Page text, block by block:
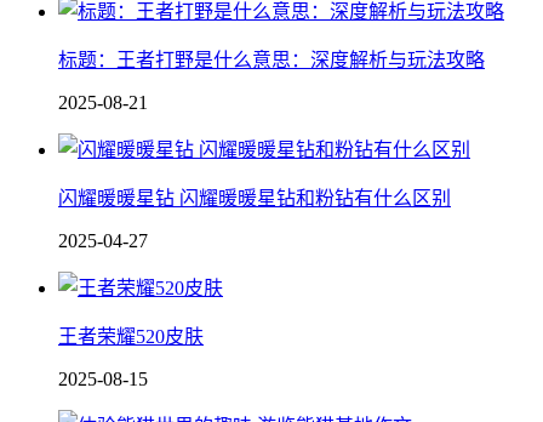
标题：王者打野是什么意思：深度解析与玩法攻略
2025-08-21
闪耀暖暖星钻 闪耀暖暖星钻和粉钻有什么区别
2025-04-27
王者荣耀520皮肤
2025-08-15